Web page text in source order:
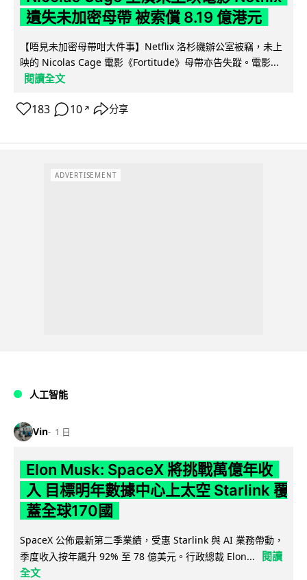
遺失未加密母帶 被索償 8.19 億港元
【唔見未加密母帶咁大件事】Netflix 洛杉磯辦公室被竊，未上
映的 Nicolas Cage 電影《Fortitude》母帶亦告失蹤。電影...
閱讀全文
183 10 ↗ 分享
ADVERTISEMENT
人工智能
Vin 1 日
Elon Musk: SpaceX 將挑戰萬億年收
入 目標明年數據中心上太空 Starlink 覆
蓋全球170國
SpaceX 公佈最新第二季業績，受惠 Starlink 與 AI 業務帶動，
季度收入按年飆升 92% 至 78 億美元。行政總裁 Elon...
閱讀
全文